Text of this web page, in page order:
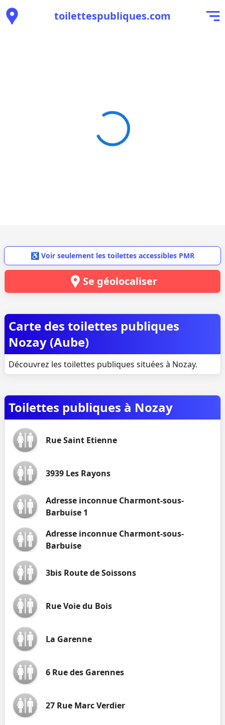
toilettespubliques.com
♿ Voir seulement les toilettes accessibles PMR
Se géolocaliser
Carte des toilettes publiques
Nozay (Aube)
Découvrez les toilettes publiques situées à Nozay.
Toilettes publiques à Nozay
Rue Saint Etienne
3939 Les Rayons
Adresse inconnue Charmont-sous-
Barbuise 1
Adresse inconnue Charmont-sous-
Barbuise
3bis Route de Soissons
Rue Voie du Bois
La Garenne
6 Rue des Garennes
27 Rue Marc Verdier